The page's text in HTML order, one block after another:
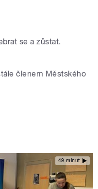
se a zůstat.
členem Městského
49 minut